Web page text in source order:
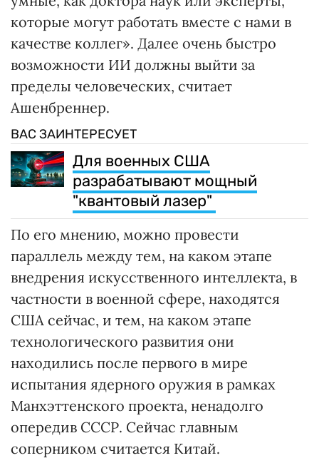
которые могут работать вместе с нами в
качестве коллег». Далее очень быстро
возможности ИИ должны выйти за
пределы человеческих, считает
Ашенбреннер.
ВАС ЗАИНТЕРЕСУЕТ
Для военных США
разрабатывают мощный
"квантовый лазер"
По его мнению, можно провести
параллель между тем, на каком этапе
внедрения искусственного интеллекта, в
частности в военной сфере, находятся
США сейчас, и тем, на каком этапе
технологического развития они
находились после первого в мире
испытания ядерного оружия в рамках
Манхэттенского проекта, ненадолго
опередив СССР. Сейчас главным
соперником считается Китай.